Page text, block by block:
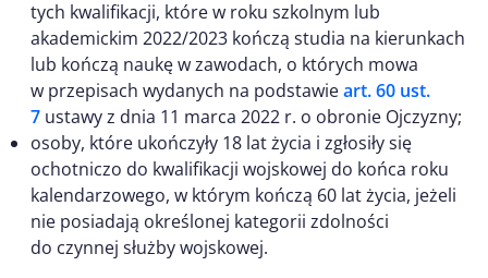
tych kwalifikacji, które w roku szkolnym lub
akademickim 2022/2023 kończą studia na kierunkach
lub kończą naukę w zawodach, o których mowa
w przepisach wydanych na podstawieart. 60 ust.
7 ustawy z dnia 11 marca 2022 r. o obronie Ojczyzny;
osoby, które ukończyły 18 lat życia i zgłosiły się
ochotniczo do kwalifikacji wojskowej do końca roku
kalendarzowego, w którym kończą 60 lat życia, jeżeli
nie posiadają określonej kategorii zdolności
do czynnej służby wojskowej.